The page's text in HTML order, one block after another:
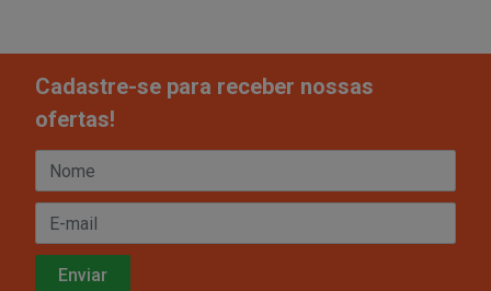
Cadastre-se para receber nossas
ofertas!